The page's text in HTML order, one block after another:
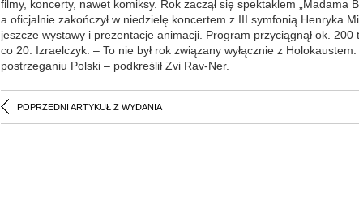
filmy, koncerty, nawet komiksy. Rok zaczął się spektaklem „Madama
a oficjalnie zakończył w niedzielę koncertem z III symfonią Henryka
jeszcze wystawy i prezentacje animacji. Program przyciągnął ok. 200
co 20. Izraelczyk. – To nie był rok związany wyłącznie z
postrzeganiu Polski – podkreślił Zvi Rav-Ner.
POPRZEDNI ARTYKUŁ Z WYDANIA